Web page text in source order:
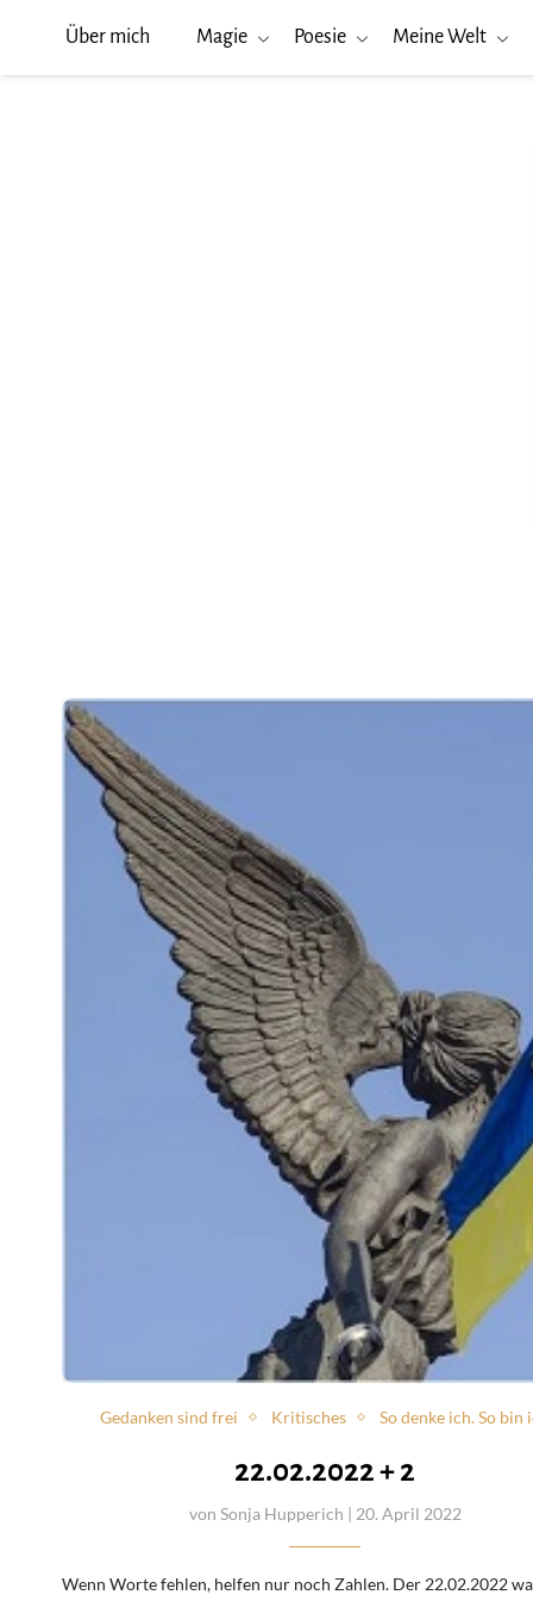
Über mich Magie Poesie Meine Welt
Gedanken sind frei Kritisches So denke ich. So bin
22.02.2022 + 2
von Sonja Hupperich | 20. April 2022
Wenn Worte fehlen, helfen nur noch Zahlen. Der 22.02.2022